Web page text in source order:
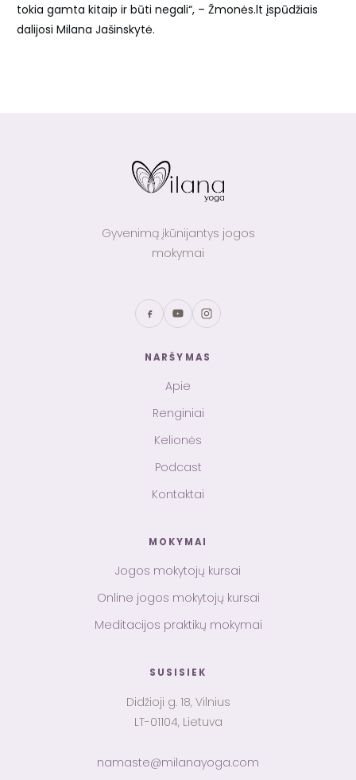
tokia gamta kitaip ir būti negali“, – Žmonės.lt įspūdžiais
dalijosi Milana Jašinskytė.
Gyvenimą įkūnijantys jogos
mokymai
NARŠYMAS
Apie
Renginiai
Kelionės
Podcast
Kontaktai
MOKYMAI
Jogos mokytojų kursai
Online jogos mokytojų kursai
Meditacijos praktikų mokymai
SUSISIEK
Didžioji g. 18, Vilnius
LT-01104, Lietuva
namaste@milanayoga.com